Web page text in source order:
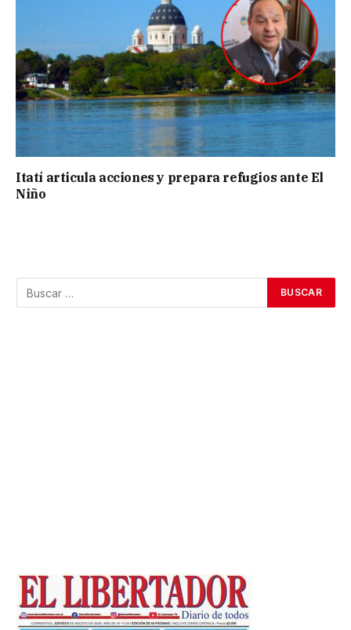
Itatí articula acciones y prepara refugios ante El
Niño